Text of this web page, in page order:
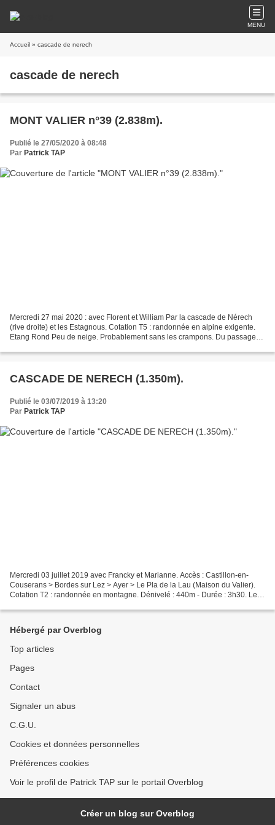
MENU
Accueil » cascade de nerech
cascade de nerech
MONT VALIER n°39 (2.838m).
Publié le 27/05/2020 à 08:48
Par Patrick TAP
Mercredi 27 mai 2020 : avec Florent et William Par la cascade de Nérech
(rive droite) et les Estagnous. Cotation T5 : randonnée en alpine exigente.
Etang Rond Peu de neige. Probablement sans les crampons. Du passage
CASCADE DE NERECH (1.350m).
Publié le 03/07/2019 à 13:20
Par Patrick TAP
Mercredi 03 juillet 2019 avec Francky et Marianne. Accès : Castillon-en-
Couserans > Bordes sur Lez > Ayer > Le Pla de la Lau (Maison du Valier).
Cotation T2 : randonnée en montagne. Dénivelé : 440m - Durée : 3h30. Le
Hébergé par Overblog
Top articles
Pages
Contact
Signaler un abus
C.G.U.
Cookies et données personnelles
Préférences cookies
Voir le profil de Patrick TAP sur le portail Overblog
Créer un blog sur Overblog